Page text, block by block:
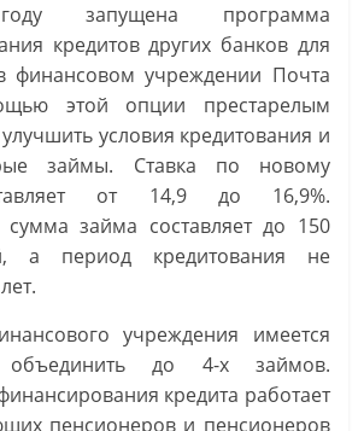
запущена программа
кредитов других банков для
финансовом учреждении Почта
этой опции престарелым
условия кредитования и
займы. Ставка по новому
от 14,9 до 16,9%.
сумма займа составляет до 150
а период кредитования не
учреждения имеется
объединить до 4-х займов.
кредита работает
пенсионеров и пенсионеров